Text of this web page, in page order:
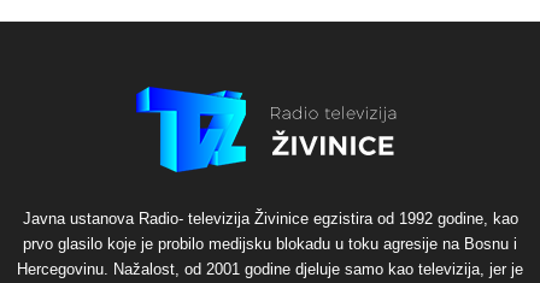
Javna ustanova Radio- televizija Živinice egzistira od 1992 godine, kao
prvo glasilo koje je probilo medijsku blokadu u toku agresije na Bosnu i
Hercegovinu. Nažalost, od 2001 godine djeluje samo kao televizija, jer je